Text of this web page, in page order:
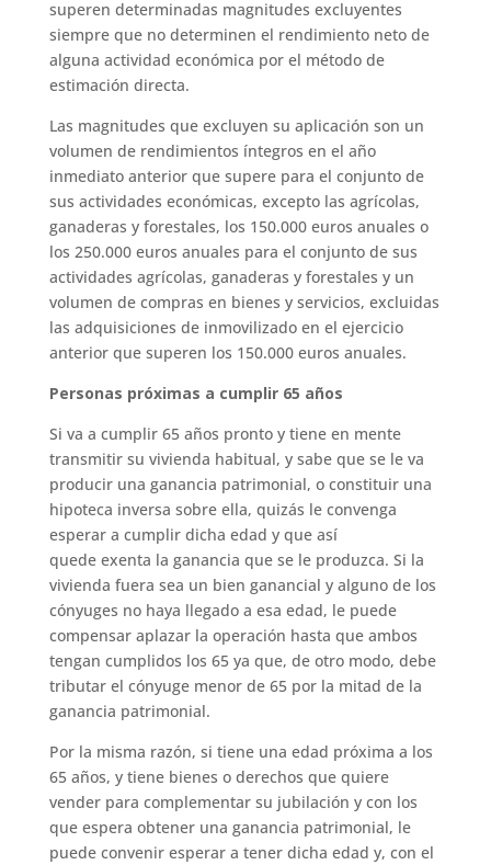
superen determinadas magnitudes excluyentes
siempre que no determinen el rendimiento neto de
alguna actividad económica por el método de
estimación directa.
Las magnitudes que excluyen su aplicación son un
volumen de rendimientos íntegros en el año
inmediato anterior que supere para el conjunto de
sus actividades económicas, excepto las agrícolas,
ganaderas y forestales, los 150.000 euros anuales o
los 250.000 euros anuales para el conjunto de sus
actividades agrícolas, ganaderas y forestales y un
volumen de compras en bienes y servicios, excluidas
las adquisiciones de inmovilizado en el ejercicio
anterior que superen los 150.000 euros anuales.
Personas próximas a cumplir 65 años
Si va a cumplir 65 años pronto y tiene en mente
transmitir su vivienda habitual, y sabe que se le va
producir una ganancia patrimonial, o constituir una
hipoteca inversa sobre ella, quizás le convenga
esperar a cumplir dicha edad y que así
quede exenta la ganancia que se le produzca. Si la
vivienda fuera sea un bien ganancial y alguno de los
cónyuges no haya llegado a esa edad, le puede
compensar aplazar la operación hasta que ambos
tengan cumplidos los 65 ya que, de otro modo, debe
tributar el cónyuge menor de 65 por la mitad de la
ganancia patrimonial.
Por la misma razón, si tiene una edad próxima a los
65 años, y tiene bienes o derechos que quiere
vender para complementar su jubilación y con los
que espera obtener una ganancia patrimonial, le
puede convenir esperar a tener dicha edad y, con el